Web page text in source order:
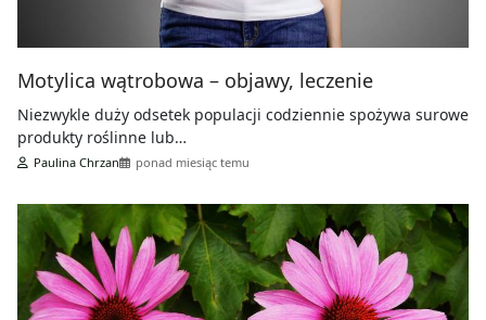
Motylica wątrobowa – objawy, leczenie
Niezwykle duży odsetek populacji codziennie spożywa surowe
produkty roślinne lub…
Paulina Chrzan ponad miesiąc temu